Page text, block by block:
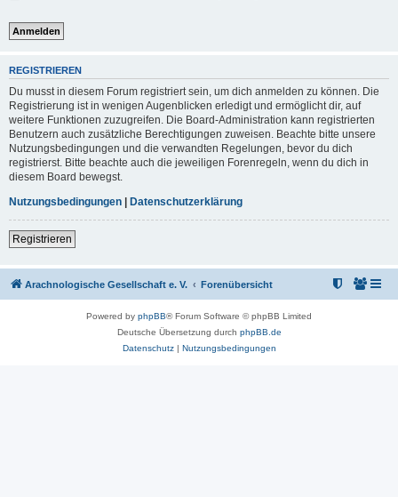
REGISTRIEREN
Du musst in diesem Forum registriert sein, um dich anmelden zu können. Die
Registrierung ist in wenigen Augenblicken erledigt und ermöglicht dir, auf
weitere Funktionen zuzugreifen. Die Board-Administration kann registrierten
Benutzern auch zusätzliche Berechtigungen zuweisen. Beachte bitte unsere
Nutzungsbedingungen und die verwandten Regelungen, bevor du dich
registrierst. Bitte beachte auch die jeweiligen Forenregeln, wenn du dich in
diesem Board bewegst.
Nutzungsbedingungen | Datenschutzerklärung
Registrieren
Arachnologische Gesellschaft e. V. Forenübersicht
Powered by phpBB® Forum Software © phpBB Limited
Deutsche Übersetzung durch phpBB.de
Datenschutz| Nutzungsbedingungen